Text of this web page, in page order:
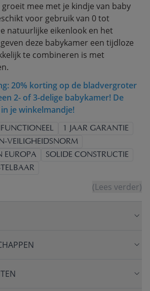
mee met je kindje van baby
voor gebruik van 0 tot
natuurlijke eikenlook en het
deze babykamer een tijdloze
te combineren is met
20% korting op de bladvergroter
2- of 3-delige babykamer! De
je winkelmandje!
1 JAAR GARANTIE
VEILIGHEIDSNORM
EUROPA
SOLIDE CONSTRUCTIE
(Lees verder)